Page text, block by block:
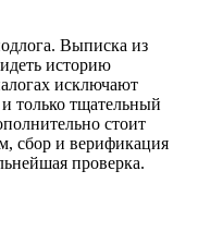
Выписка из
историю
исключают
только тщательный
стоит
сбор и верификация
проверка.